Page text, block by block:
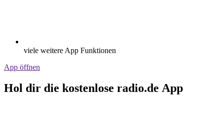
viele weitere App Funktionen
App öffnen
Hol dir die kostenlose radio.de App